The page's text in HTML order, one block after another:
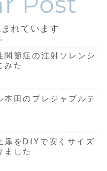
れています
関節症の注射ソレンシ
みた
本田のプレジャブルテ
扉をDIYで安くサイズ
ました